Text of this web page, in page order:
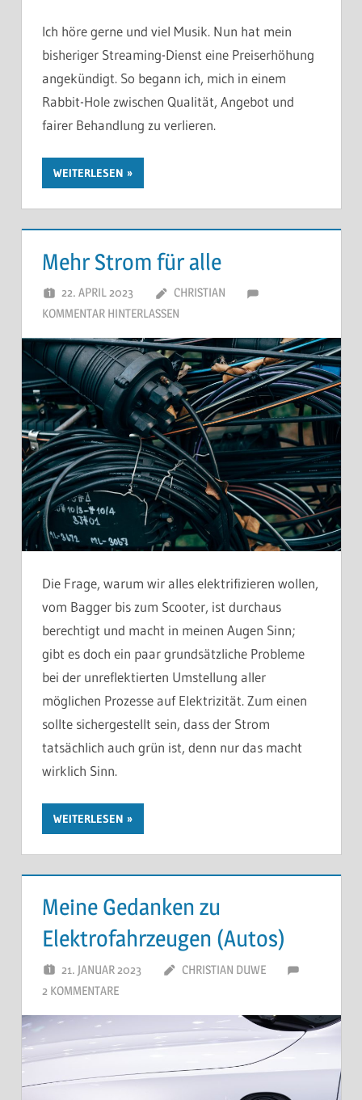
Ich höre gerne und viel Musik. Nun hat mein
bisheriger Streaming-Dienst eine Preiserhöhung
angekündigt. So begann ich, mich in einem
Rabbit-Hole zwischen Qualität, Angebot und
fairer Behandlung zu verlieren.
WEITERLESEN
Mehr Strom für alle
22. APRIL 2023
CHRISTIAN
KOMMENTAR HINTERLASSEN
Die Frage, warum wir alles elektrifizieren wollen,
vom Bagger bis zum Scooter, ist durchaus
berechtigt und macht in meinen Augen Sinn;
gibt es doch ein paar grundsätzliche Probleme
bei der unreflektierten Umstellung aller
möglichen Prozesse auf Elektrizität. Zum einen
sollte sichergestellt sein, dass der Strom
tatsächlich auch grün ist, denn nur das macht
wirklich Sinn.
WEITERLESEN
Meine Gedanken zu
Elektrofahrzeugen (Autos)
21. JANUAR 2023
CHRISTIAN DUWE
2 KOMMENTARE